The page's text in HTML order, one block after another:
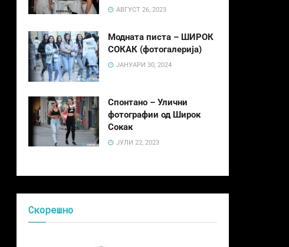
АВГУСТ 26, 2023
Модната писта – ШИРОК
СОКАК (фотогалерија)
ЈАНУАРИ 30, 2024
Спонтано – Улични
фотографии од Широк
Сокак
ЈУЛИ 22, 2023
Скорешно